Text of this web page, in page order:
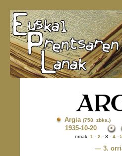
Argia (758. zbka.)
1935-10-20
orriak: 1 - 2 - 3 - 4-
— 3.